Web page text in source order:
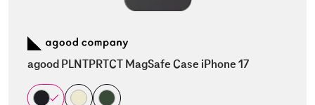
agood PLNTPRTCT MagSafe Case iPhone 17